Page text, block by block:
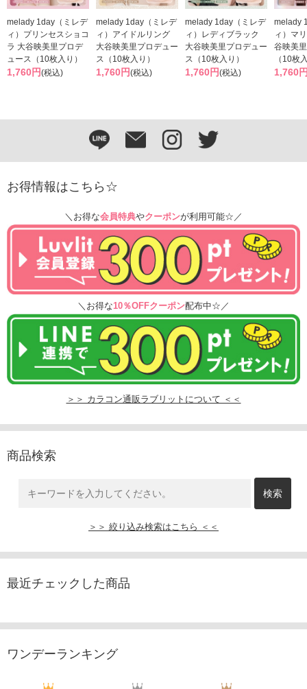
melady 1day（ミレデ
ィ）プリンセスショコ
ラ 大谷映美里プロデ
ュース（10枚入り）
1,760円(税込)
melady 1day（ミレデ
ィ）アイドルリング
大谷映美里プロデュー
ス（10枚入り）
1,760円(税込)
melady 1day（ミレデ
ィ）レディブラック
大谷映美里プロデュー
ス（10枚入り）
1,760円(税込)
melady
ィ）マ
谷映美
（10枚
1,760
お得情報はこちら☆
＼お得な会員特典やクーポンが利用可能☆／
＼お得な10％OFFクーポン配布中☆／
＞＞ カラコン通販ラブリットについて ＜＜
商品検索
＞＞ 絞り込み検索はこちら ＜＜
最近チェックした商品
ワンデーランキング